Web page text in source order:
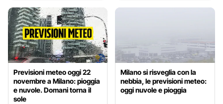
Previsioni meteo oggi 22
novembre a Milano: pioggia
e nuvole. Domani torna il
sole
Milano si risveglia con la
nebbia, le previsioni meteo:
oggi nuvole e pioggia